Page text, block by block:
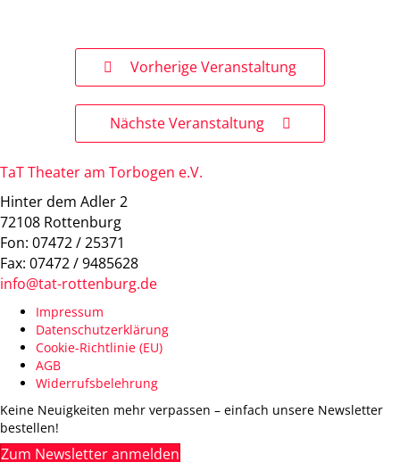
Vorherige Veranstaltung
Nächste Veranstaltung
TaT Theater am Torbogen e.V.
Hinter dem Adler 2
72108 Rottenburg
Fon: 07472 / 25371
Fax: 07472 / 9485628
info@tat-rottenburg.de
Impressum
Datenschutzerklärung
Cookie-Richtlinie (EU)
AGB
Widerrufsbelehrung
Keine Neuigkeiten mehr verpassen – einfach unsere Newsletter
bestellen!
Zum Newsletter anmelden